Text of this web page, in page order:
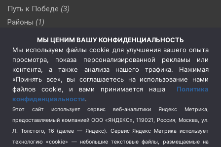
Путь к Победе (3)
Районы (1)
Сельское хозяйство (3)
Социальная политика
(3)
Спецоперация в Украине
Спецоперация на Украине
(404)
Спорт (740)
Терроризм (1)
Транспорт (262)
МЫ ЦЕНИМ ВАШУ КОНФИДЕНЦИАЛЬНОСТЬ
Мы используем файлы cookie для улучшения вашего опыта
просмотра, показа персонализированной рекламы или
контента, а также анализа нашего трафика. Нажимая
«Принять все», вы соглашаетесь на использование нами
файлов cookie, и вами принимается наша Политика
конфиденциальности.
Этот сайт использует сервис веб-аналитики Яндекс Метрика,
предоставляемый компанией ООО «ЯНДЕКС», 119021, Россия, Москва, ул.
Л. Толстого, 16 (далее — Яндекс). Сервис Яндекс Метрика использует
технологию «cookie» — небольшие текстовые файлы, размещаемые на